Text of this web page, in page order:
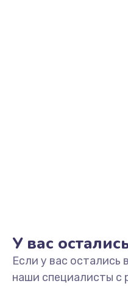
Ремонт
У вас
Если у вас
наши специалисты с